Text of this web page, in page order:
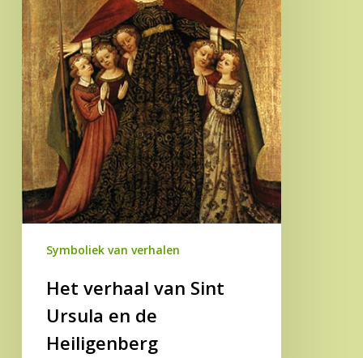
en
de
Heiligenberg
Symboliek van verhalen
Het verhaal van Sint
Ursula en de
Heiligenberg